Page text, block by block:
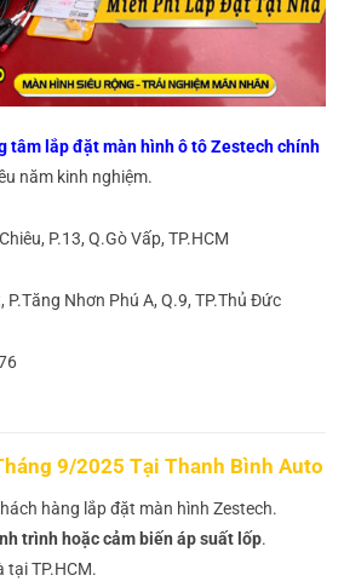
tâm lắp đặt màn hình ô tô Zestech chính
năm kinh nghiệm.
P.13, Q.Gò Vấp, TP.HCM
P.Tăng Nhơn Phú A, Q.9, TP.Thủ Đức
9/2025 Tại Thanh Bình Auto
hàng lắp đặt màn hình Zestech.
trình hoặc cảm biến áp suất lốp.
tại TP.HCM.